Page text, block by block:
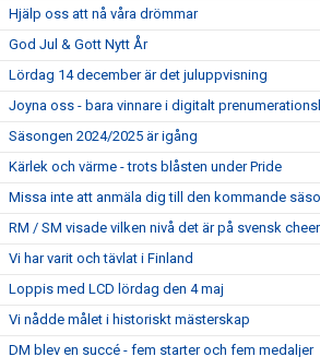
Hjälp oss att nå våra drömmar
God Jul & Gott Nytt År
Lördag 14 december är det juluppvisning
Joyna oss - bara vinnare i digitalt
Säsongen 2024/2025 är igång
Kärlek och värme - trots blåsten under Pride
Missa inte att anmäla dig till den kommande
RM / SM visade vilken nivå det är på svensk
Vi har varit och tävlat i Finland
Loppis med LCD lördag den 4 maj
Vi nådde målet i historiskt mästerskap
DM blev en succé - fem starter och fem medaljer